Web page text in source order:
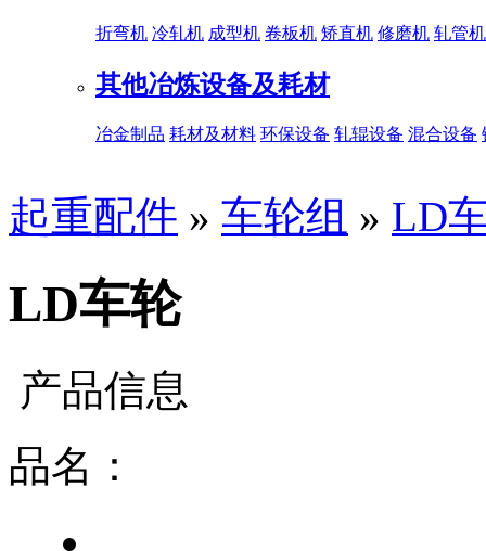
折弯机 冷轧机 成型机 卷板机 矫直机 修磨机 轧管机
其他冶炼设备及耗材
冶金制品 耗材及材料 环保设备 轧辊设备 混合设备
起重配件 » 车轮组 » LD
LD车轮
产品信息
品名：